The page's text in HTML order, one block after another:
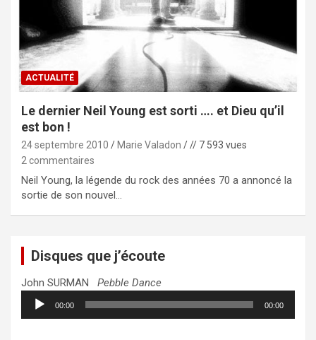
ACTUALITÉ
Le dernier Neil Young est sorti …. et Dieu qu’il
est bon !
24 septembre 2010 Marie Valadon
// 7 593 vues
2 commentaires
Neil Young, la légende du rock des années 70 a annoncé la
sortie de son nouvel…
Disques que j’écoute
John SURMAN Pebble Dance
Lecteur
audio
00:00 00:00